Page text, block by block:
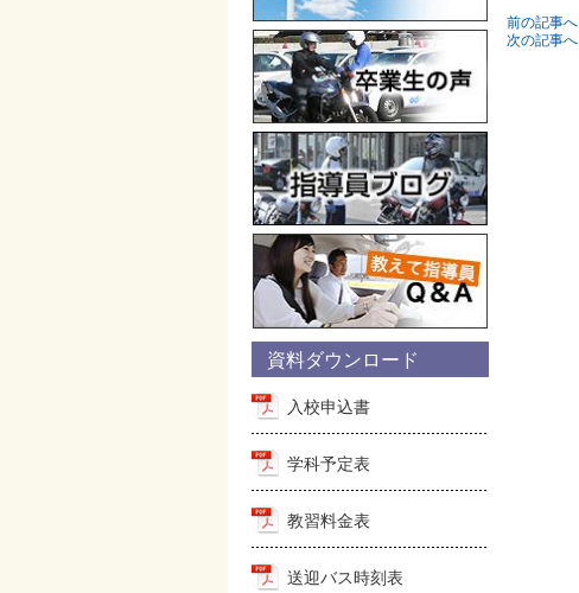
前の記事へ
次の記事へ
資料ダウンロード
入校申込書
学科予定表
教習料金表
送迎バス時刻表